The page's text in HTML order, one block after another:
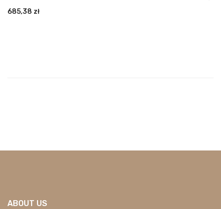
685,38 zł
ABOUT US